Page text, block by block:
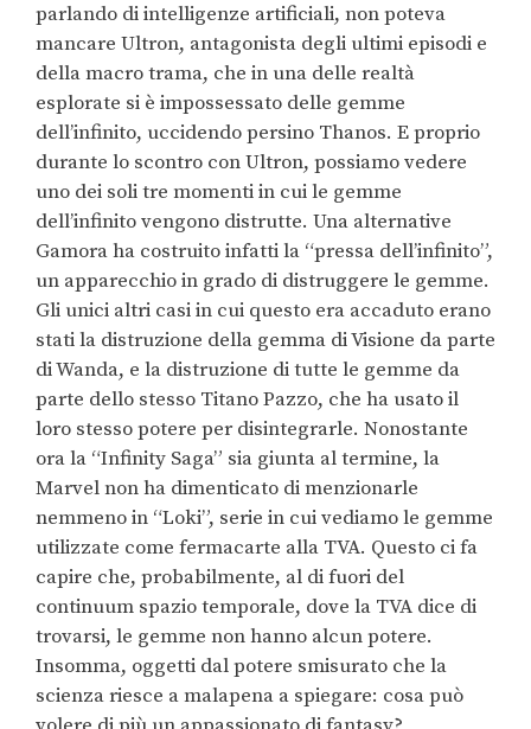
parlando di intelligenze artificiali, non poteva
mancare Ultron, antagonista degli ultimi episodi e
della macro trama, che in una delle realtà
esplorate si è impossessato delle gemme
dell’infinito, uccidendo persino Thanos. E proprio
durante lo scontro con Ultron, possiamo vedere
uno dei soli tre momenti in cui le gemme
dell’infinito vengono distrutte. Una alternative
Gamora ha costruito infatti la “pressa dell’infinito”,
un apparecchio in grado di distruggere le gemme.
Gli unici altri casi in cui questo era accaduto erano
stati la distruzione della gemma di Visione da parte
di Wanda, e la distruzione di tutte le gemme da
parte dello stesso Titano Pazzo, che ha usato il
loro stesso potere per disintegrarle. Nonostante
ora la “Infinity Saga” sia giunta al termine, la
Marvel non ha dimenticato di menzionarle
nemmeno in “Loki”, serie in cui vediamo le gemme
utilizzate come fermacarte alla TVA. Questo ci fa
capire che, probabilmente, al di fuori del
continuum spazio temporale, dove la TVA dice di
trovarsi, le gemme non hanno alcun potere.
Insomma, oggetti dal potere smisurato che la
scienza riesce a malapena a spiegare: cosa può